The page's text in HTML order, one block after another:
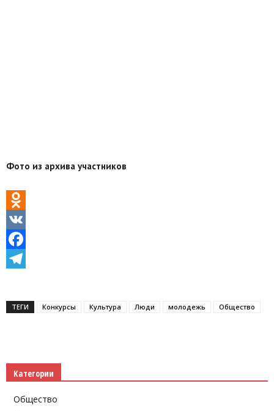
Фото из архива участников
Odnoklassniki
VK
Facebook
ТЕГИ Конкурсы Культура Люди молодежь Общество
Категории
Общество